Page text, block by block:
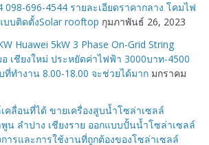
098-696-4544 รายละเอียดราคากลาง โคมไฟ
บติดตั้งSolar rooftop กุมภาพันธ์ 26, 2023
Huawei 5kW 3 Phase On-Grid String
เชียงใหม่ ประหยัดค่าไฟฟ้า 3000บาท-4500
ที่ทำงาน 8.00-18.00 จะช่วยได้มาก มกราคม
คลื่อนที่ได้ ขายเครื่องสูบน้ำโซล่าเซลล์
น ลำปาง เชียงราย ออกแบบปั้นน้ำโซล่าเซลล์
ารและการใช้งานที่ถูกต้องของโซล่าเซลล์